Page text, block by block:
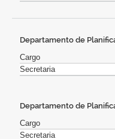
Departamento de
Cargo
Secretaria
Departamento de
Cargo
Secretaria